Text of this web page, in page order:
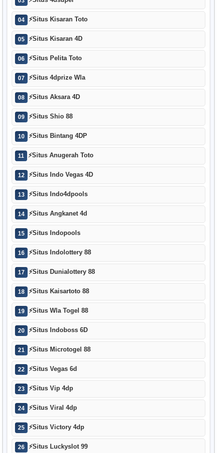
04 ⚡Situs Kisaran Toto
05 ⚡Situs Kisaran 4D
06 ⚡Situs Pelita Toto
07 ⚡Situs 4dprize Wla
08 ⚡Situs Aksara 4D
09 ⚡Situs Shio 88
10 ⚡Situs Bintang 4DP
11 ⚡Situs Anugerah Toto
12 ⚡Situs Indo Vegas 4D
13 ⚡Situs Indo4dpools
14 ⚡Situs Angkanet 4d
15 ⚡Situs Indopools
16 ⚡Situs Indolottery 88
17 ⚡Situs Dunialottery 88
18 ⚡Situs Kaisartoto 88
19 ⚡Situs Wla Togel 88
20 ⚡Situs Indoboss 6D
21 ⚡Situs Microtogel 88
22 ⚡Situs Vegas 6d
23 ⚡Situs Vip 4dp
24 ⚡Situs Viral 4dp
25 ⚡Situs Victory 4dp
26 ⚡Situs Luckyslot 99